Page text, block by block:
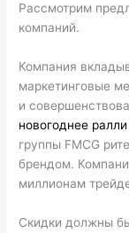
Рассмотрим
компаний.
Компания
маркетинговые
и
новогоднее
группы FMCG
брендом.
миллионам
Скидки должны